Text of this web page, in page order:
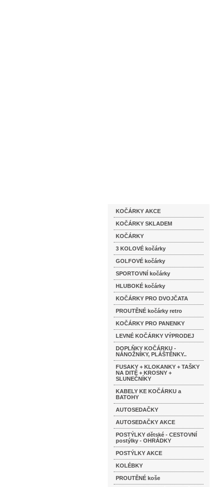
KOČÁRKY AKCE
KOČÁRKY SKLADEM
KOČÁRKY
3 KOLOVÉ kočárky
GOLFOVÉ kočárky
SPORTOVNÍ kočárky
HLUBOKÉ kočárky
KOČÁRKY PRO DVOJČATA
PROUTĚNÉ kočárky retro
KOČÁRKY PRO PANENKY
LEVNÉ KOČÁRKY VÝPRODEJ
DOPLŇKY KOČÁRKU -
NÁNOŽNÍKY, PLÁŠTĚNKY..
FUSAKY + KLOKANKY + TAŠKY
NA DITĚ + KROSNY +
SLUNEČNÍKY
KABELY KE KOČÁRKU a
BATOHY
AUTOSEDAČKY
AUTOSEDAČKY AKCE
POSTÝLKY dětské - CESTOVNÍ
postýlky - OHRÁDKY
POSTÝLKY AKCE
KOLÉBKY
PROUTĚNÉ koše